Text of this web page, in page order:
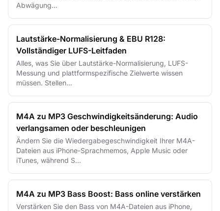
Abwägung...
Lautstärke-Normalisierung & EBU R128:
Vollständiger LUFS-Leitfaden
Alles, was Sie über Lautstärke-Normalisierung, LUFS-
Messung und plattformspezifische Zielwerte wissen
müssen. Stellen...
M4A zu MP3 Geschwindigkeitsänderung: Audio
verlangsamen oder beschleunigen
Ändern Sie die Wiedergabegeschwindigkeit Ihrer M4A-
Dateien aus iPhone-Sprachmemos, Apple Music oder
iTunes, während S...
M4A zu MP3 Bass Boost: Bass online verstärken
Verstärken Sie den Bass von M4A-Dateien aus iPhone,